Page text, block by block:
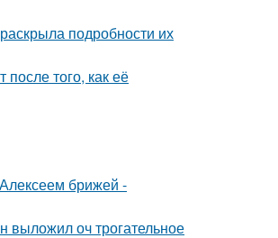
подробности их
того, как её
брижей -
выложил оч трогательное